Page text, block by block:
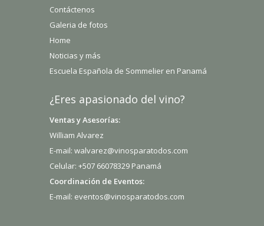
Contáctenos
Galeria de fotos
Home
Noticias y más
Escuela Española de Sommelier en Panamá
¿Eres apasionado del vino?
Ventas y Asesorías:
William Alvarez
E-mail: walvarez@vinosparatodos.com
Celular: +507 66078329 Panamá
Coordinación de Eventos:
E-mail: eventos@vinosparatodos.com